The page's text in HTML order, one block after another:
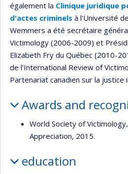
également la Clinique juridique
d'actes criminels à l'Université
Wemmers a été secrétaire
Victimology (2006-2009) et
Elizabeth Fry du Québec (2010-
de l'International Review of
Partenariat canadien sur la justice
Awards and
World Society of
Appreciation, 2015.
education